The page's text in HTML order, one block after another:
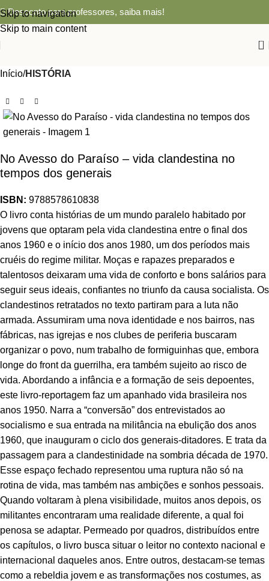
Skip to navigation
Skip to main content
Desconto para professores, saiba mais!
0
Início HISTÓRIA
No Avesso do Paraíso – vida clandestina no
tempos dos generais
ISBN: 9788578610838
O livro conta histórias de um mundo paralelo habitado por
jovens que optaram pela vida clandestina entre o final dos
anos 1960 e o início dos anos 1980, um dos períodos mais
cruéis do regime militar. Moças e rapazes preparados e
talentosos deixaram uma vida de conforto e bons salários para
seguir seus ideais, confiantes no triunfo da causa socialista. Os
clandestinos retratados no texto partiram para a luta não
armada. Assumiram uma nova identidade e nos bairros, nas
fábricas, nas igrejas e nos clubes de periferia buscaram
organizar o povo, num trabalho de formiguinhas que, embora
longe do front da guerrilha, era também sujeito ao risco de
vida. Abordando a infância e a formação de seis depoentes,
este livro-reportagem faz um apanhado vida brasileira nos
anos 1950. Narra a “conversão” dos entrevistados ao
socialismo e sua entrada na militância na ebulição dos anos
1960, que inauguram o ciclo dos generais-ditadores. E trata da
passagem para a clandestinidade na sombria década de 1970.
Esse espaço fechado representou uma ruptura não só na
rotina de vida, mas também nas ambições e sonhos pessoais.
Quando voltaram à plena visibilidade, muitos anos depois, os
militantes encontraram uma realidade diferente, a qual foi
penosa se adaptar. Permeado por quadros, distribuídos entre
os capítulos, o livro busca situar o leitor no contexto nacional e
internacional daqueles anos. Entre outros, destacam-se temas
como a rebeldia jovem e as transformações nos costumes, as